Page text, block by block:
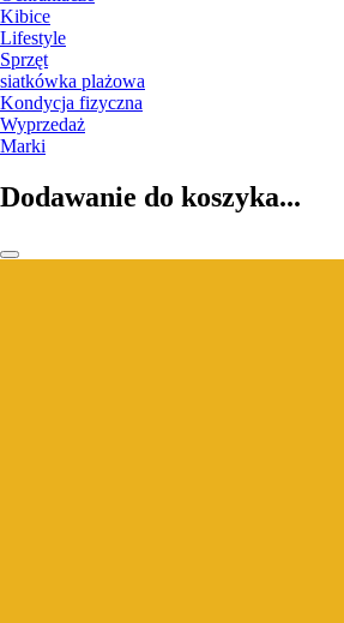
Kibice
Lifestyle
Sprzęt
siatkówka plażowa
Kondycja fizyczna
Wyprzedaż
Marki
Dodawanie do koszyka...